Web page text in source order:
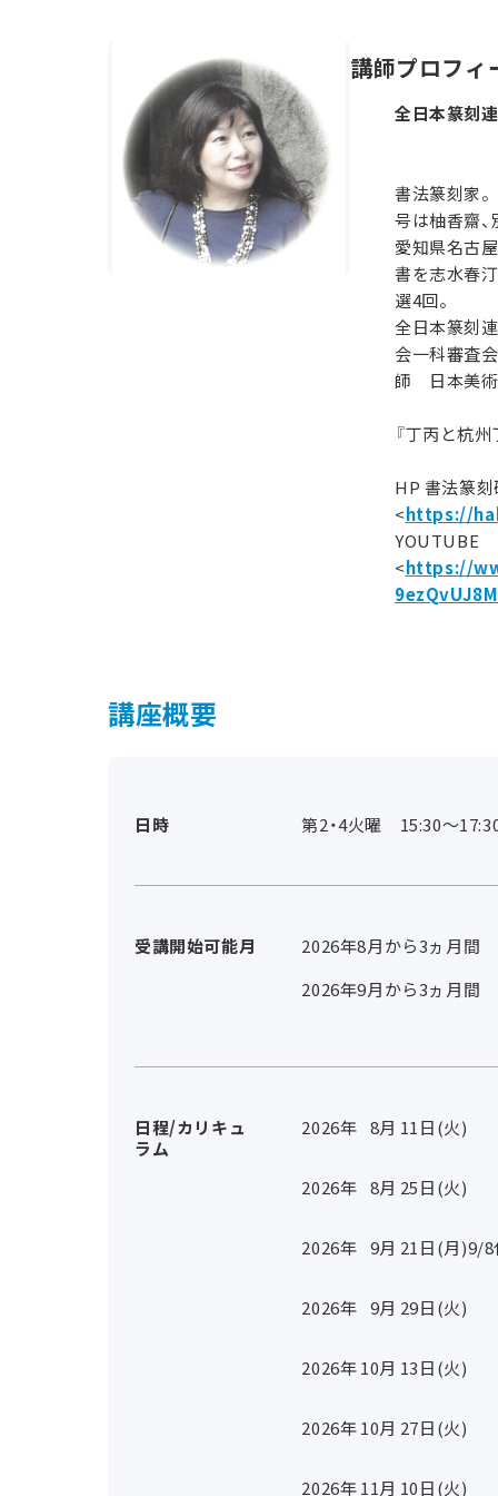
講師プロフィ
全日本篆刻
書法篆刻家
号は柚香齋
愛知県名古
書を志水春
選4回。
全日本篆刻
会一科審査
師 日本美
『丁丙と杭
HP 書法篆
<https://
YOUTUBE
<https://
講座概要
日時 第2・4火曜 15:30～
受講開始可能月
2026年8月から3ヵ月間
2026年9月から3ヵ月間
日程/カリキュ
ラム
2026年 8月 11 日(火)
2026年 8月 25日(火)
2026年 9月 21 日(月)9/8
2026年 9月 29日(火)
2026年10月 13日(火)
2026年10月 27日(火)
2026年11月 10日(火)